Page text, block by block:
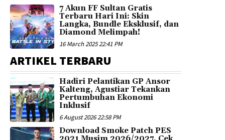
7 Akun FF Sultan Gratis
Terbaru Hari Ini: Skin
Langka, Bundle Eksklusif, dan
Diamond Melimpah!
16 March 2025 22:41 PM
ARTIKEL TERBARU
Hadiri Pelantikan GP Ansor
Kalteng, Agustiar Tekankan
Pertumbuhan Ekonomi
Inklusif
6 August 2026 22:58 PM
Download Smoke Patch PES